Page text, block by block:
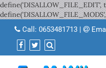
define('DISALLOW_FILE_EDIT',
Call: 0653481713 |